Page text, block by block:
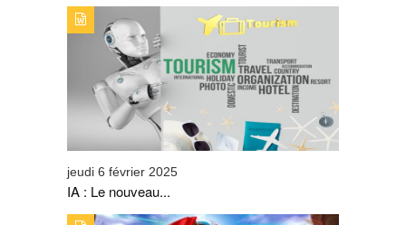
TYPE DE PUBLICATION : ALERTES_INFOSTITRE : IA : LE
NOUVEAU COMPAGNON DU SECTEUR DU TOURISME
jeudi 6 février 2025
IA : Le nouveau...